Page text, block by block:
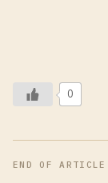
0
END OF ARTICLE